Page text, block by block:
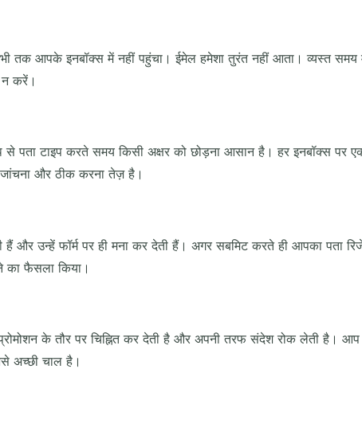
चयनित हटाएं ईमेल बदलें ताज़ा करें
विषय
तक आपके इनबॉक्स में नहीं पहुंचा। ईमेल हमेशा तुरंत नहीं आता। व्यस्त
करें।
पता टाइप करते समय किसी अक्षर को छोड़ना आसान है। हर इनबॉक्स पर
और ठीक करना तेज़ है।
और उन्हें फॉर्म पर ही मना कर देती हैं। अगर सबमिट करते ही आपका पता
का फैसला किया।
के तौर पर चिह्नित कर देती है और अपनी तरफ संदेश रोक लेती
अच्छी चाल है।